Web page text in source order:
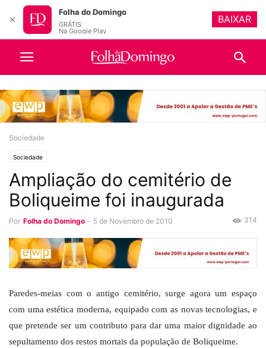
Sociedade
Sociedade
Ampliação do cemitério de
Boliqueime foi inaugurada
Por Folha do Domingo - 5 de Novembro de 2010 314
Paredes-meias com o antigo cemitério, surge agora um espaço
com uma estética moderna, equipado com as novas tecnologias, e
que pretende ser um contributo para dar uma maior dignidade ao
sepultamento dos restos mortais da população de Boliqueime.
✕
Folha do Domingo
GRÁTIS
Na Google Play
BAIXAR